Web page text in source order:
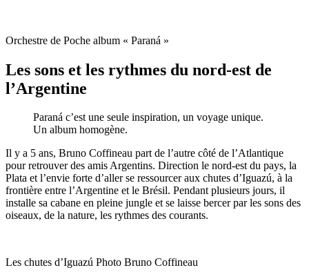
Orchestre de Poche album « Paraná »
Les sons et les rythmes du nord-est de
l’Argentine
Paraná c’est une seule inspiration, un voyage unique.
Un album homogène.
Il y a 5 ans, Bruno Coffineau part de l’autre côté de l’Atlantique
pour retrouver des amis Argentins. Direction le nord-est du pays, la
Plata et l’envie forte d’aller se ressourcer aux chutes d’Iguazú, à la
frontière entre l’Argentine et le Brésil. Pendant plusieurs jours, il
installe sa cabane en pleine jungle et se laisse bercer par les sons des
oiseaux, de la nature, les rythmes des courants.
Les chutes d’Iguazú Photo Bruno Coffineau